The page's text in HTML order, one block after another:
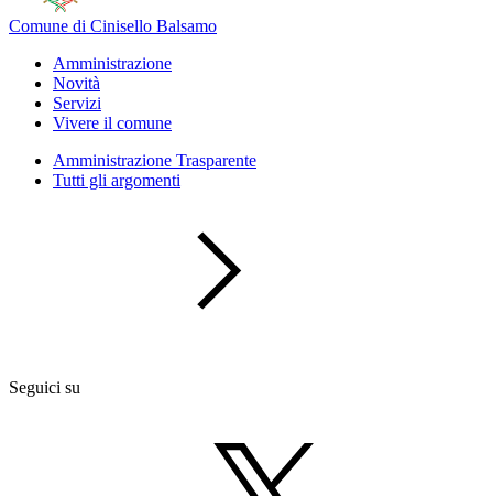
Comune di Cinisello Balsamo
Amministrazione
Novità
Servizi
Vivere il comune
Amministrazione Trasparente
Tutti gli argomenti
Seguici su